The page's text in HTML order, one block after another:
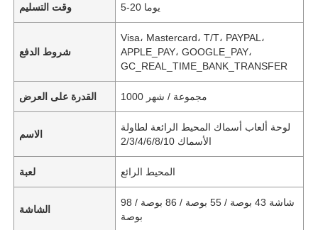
وقت التسليم 5-20 يوما
شروط الدفع
Visa، Mastercard، T/T، PAYPAL،
APPLE_PAY، GOOGLE_PAY،
GC_REAL_TIME_BANK_TRANSFER
القدرة على العرض 1000 مجموعة / شهر
الاسم
لوحة ألعاب أسماك المحيط الرائعة لطاولة
الأسماك 2/3/4/6/8/10
لعبة المحيط الرائع
الشاشة
شاشة 43 بوصة / 55 بوصة / 86 بوصة / 98
بوصة